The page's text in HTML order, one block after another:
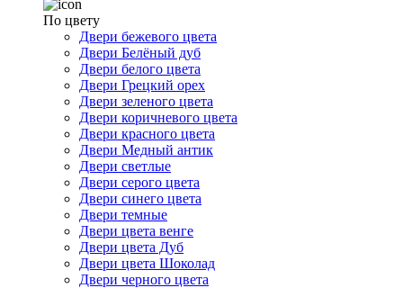
По цвету
Двери бежевого цвета
Двери Белёный дуб
Двери белого цвета
Двери Грецкий орех
Двери зеленого цвета
Двери коричневого цвета
Двери красного цвета
Двери Медный антик
Двери светлые
Двери серого цвета
Двери синего цвета
Двери темные
Двери цвета венге
Двери цвета Дуб
Двери цвета Шоколад
Двери черного цвета